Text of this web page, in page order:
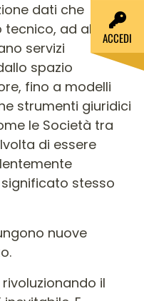
dati che
ad alcune
servizi
spazio
fino a modelli
strumenti giuridici
le Società tra
di essere
stesso
nuove
il
ACCEDI